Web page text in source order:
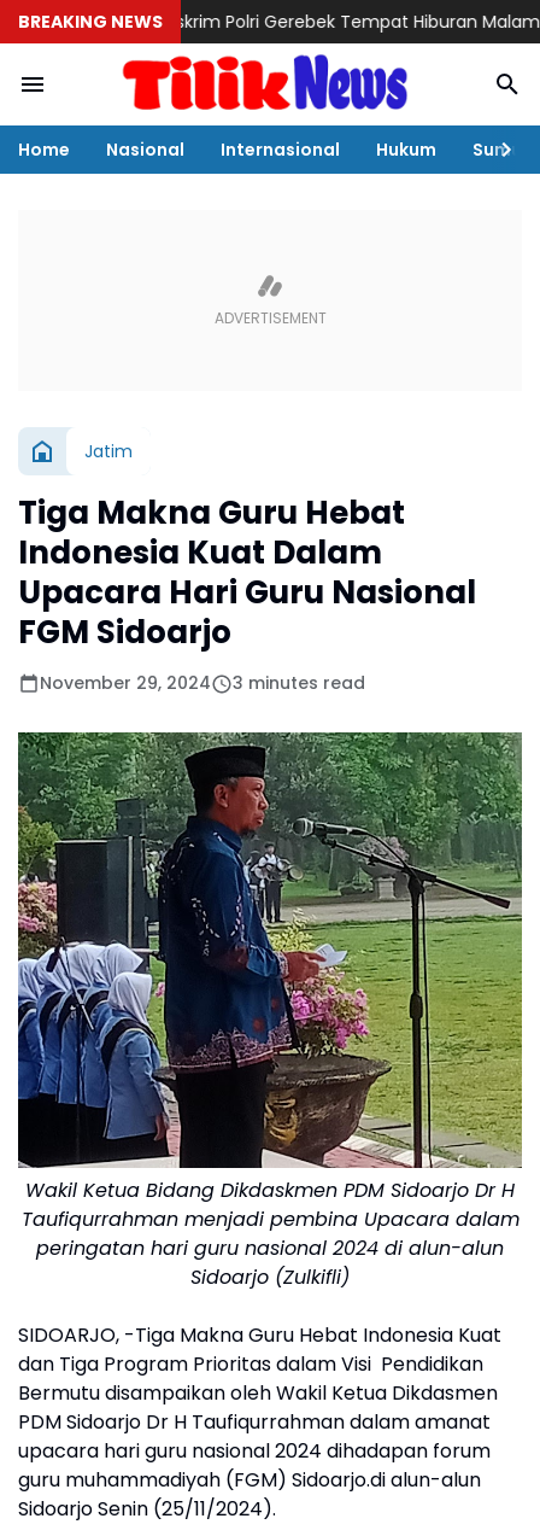
BREAKING NEWS
Bareskrim Polri Gerebek Tempat Hiburan Malam di Batam,
Home Nasional Internasional Hukum Sumut
Jatim
Tiga Makna Guru Hebat
Indonesia Kuat Dalam
Upacara Hari Guru Nasional
FGM Sidoarjo
November 29, 2024 3 minutes read
Wakil Ketua Bidang Dikdaskmen PDM Sidoarjo Dr H
Taufiqurrahman menjadi pembina Upacara dalam
peringatan hari guru nasional 2024 di alun-alun
Sidoarjo (Zulkifli)
SIDOARJO, -Tiga Makna Guru Hebat Indonesia Kuat
dan Tiga Program Prioritas dalam Visi Pendidikan
Bermutu disampaikan oleh Wakil Ketua Dikdasmen
PDM Sidoarjo Dr H Taufiqurrahman dalam amanat
upacara hari guru nasional 2024 dihadapan forum
guru muhammadiyah (FGM) Sidoarjo.di alun-alun
Sidoarjo Senin (25/11/2024).